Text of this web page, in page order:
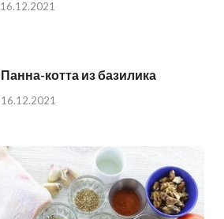
16.12.2021
Панна-котта из базилика
16.12.2021